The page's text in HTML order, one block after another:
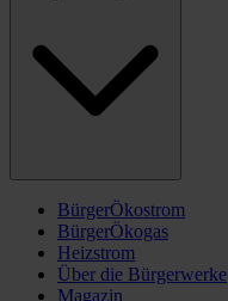
BürgerÖkostrom
BürgerÖkogas
Heizstrom
Über die Bürgerwerke
Magazin